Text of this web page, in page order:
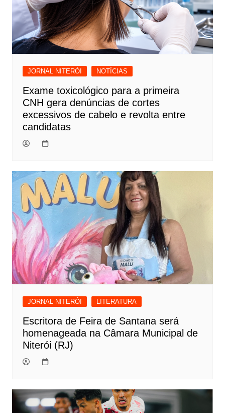
JORNAL NITERÓI NOTÍCIAS
Exame toxicológico para a primeira
CNH gera denúncias de cortes
excessivos de cabelo e revolta entre
candidatas
JORNAL NITERÓI LITERATURA
Escritora de Feira de Santana será
homenageada na Câmara Municipal de
Niterói (RJ)